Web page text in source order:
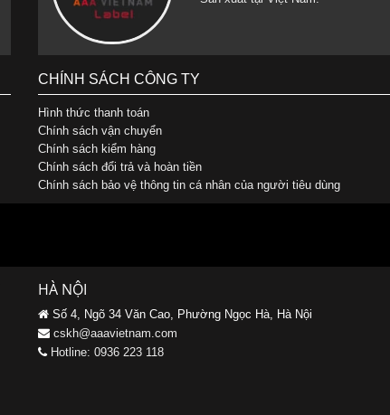
CHÍNH SÁCH CÔNG TY
Hình thức thanh toán
Chính sách vận chuyển
Chính sách kiểm hàng
Chính sách đổi trả và hoàn tiền
Chính sách bảo vệ thông tin cá nhân của người tiêu dùng
HÀ NỘI
Số 4, Ngõ 34 Văn Cao, Phường Ngọc Hà, Hà Nội
cskh@aaavietnam.com
Hotline: 0936 223 118